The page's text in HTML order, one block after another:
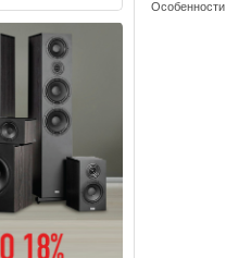
Особенности